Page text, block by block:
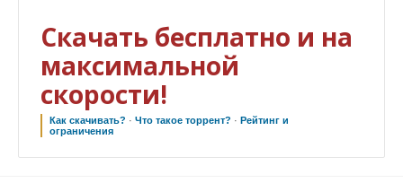
Скачать бесплатно и на
максимальной
скорости!
Как скачивать? ·Что такое торрент? · Рейтинг и
ограничения